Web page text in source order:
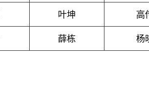
叶坤
高
薛栋 杨